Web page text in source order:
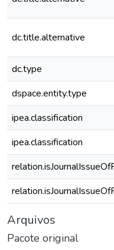
dc.title.alternative
dc.type
dspace.entity.type
ipea.classification
ipea.classification
Arquivos
Pacote original